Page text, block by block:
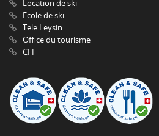
Location de ski
Ecole de ski
Tele Leysin
Office du tourisme
CFF